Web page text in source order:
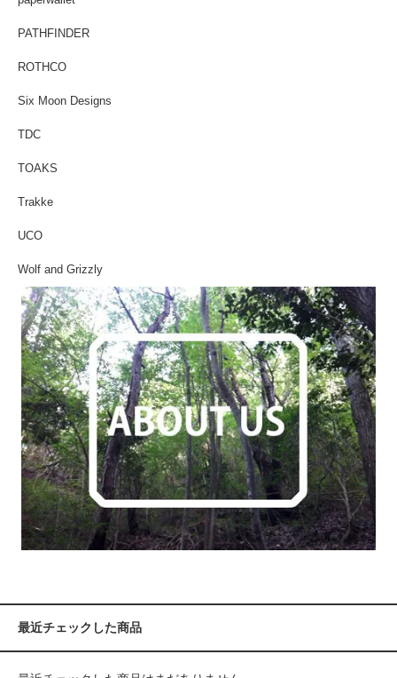
PATHFINDER
ROTHCO
Six Moon Designs
TDC
TOAKS
Trakke
UCO
Wolf and Grizzly
最近チェックした商品